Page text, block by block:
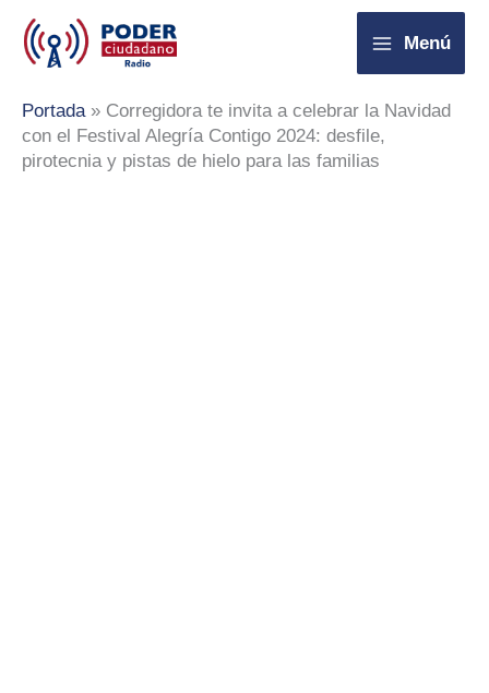
contenido
Menú
Portada» Corregidora te invita a celebrar la Navidad
con el Festival Alegría Contigo 2024: desfile,
pirotecnia y pistas de hielo para las familias